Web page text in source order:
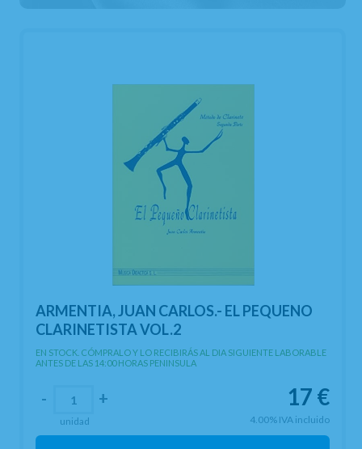
ARMENTIA, JUAN CARLOS.- EL PEQUENO
CLARINETISTA VOL.2
EN STOCK. CÓMPRALO Y LO RECIBIRÁS AL DIA SIGUIENTE LABORABLE
ANTES DE LAS 14:00 HORAS PENINSULA
17 €
4.00% IVA incluido
- +
unidad